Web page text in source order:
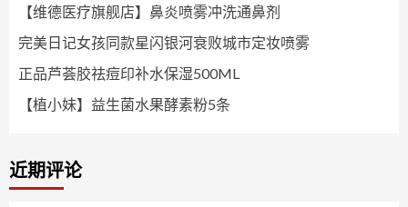
【维德医疗旗舰店】鼻炎喷雾冲洗通鼻剂
完美日记女孩同款星闪银河衰败城市定妆喷雾
正品芦荟胶祛痘印补水保湿500ML
【植小妹】益生菌水果酵素粉5条
近期评论